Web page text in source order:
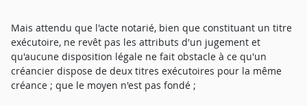
Mais attendu que l'acte notarié, bien que constituant un titre
exécutoire, ne revêt pas les attributs d'un jugement et
qu'aucune disposition légale ne fait obstacle à ce qu'un
créancier dispose de deux titres exécutoires pour la même
créance ; que le moyen n'est pas fondé ;